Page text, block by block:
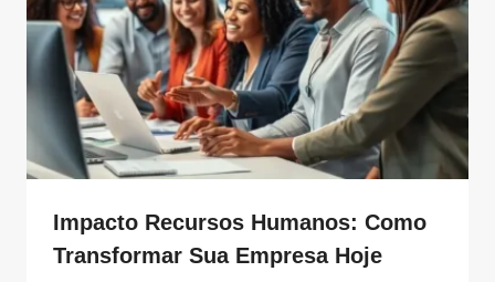
Impacto Recursos Humanos: Como
Transformar Sua Empresa Hoje